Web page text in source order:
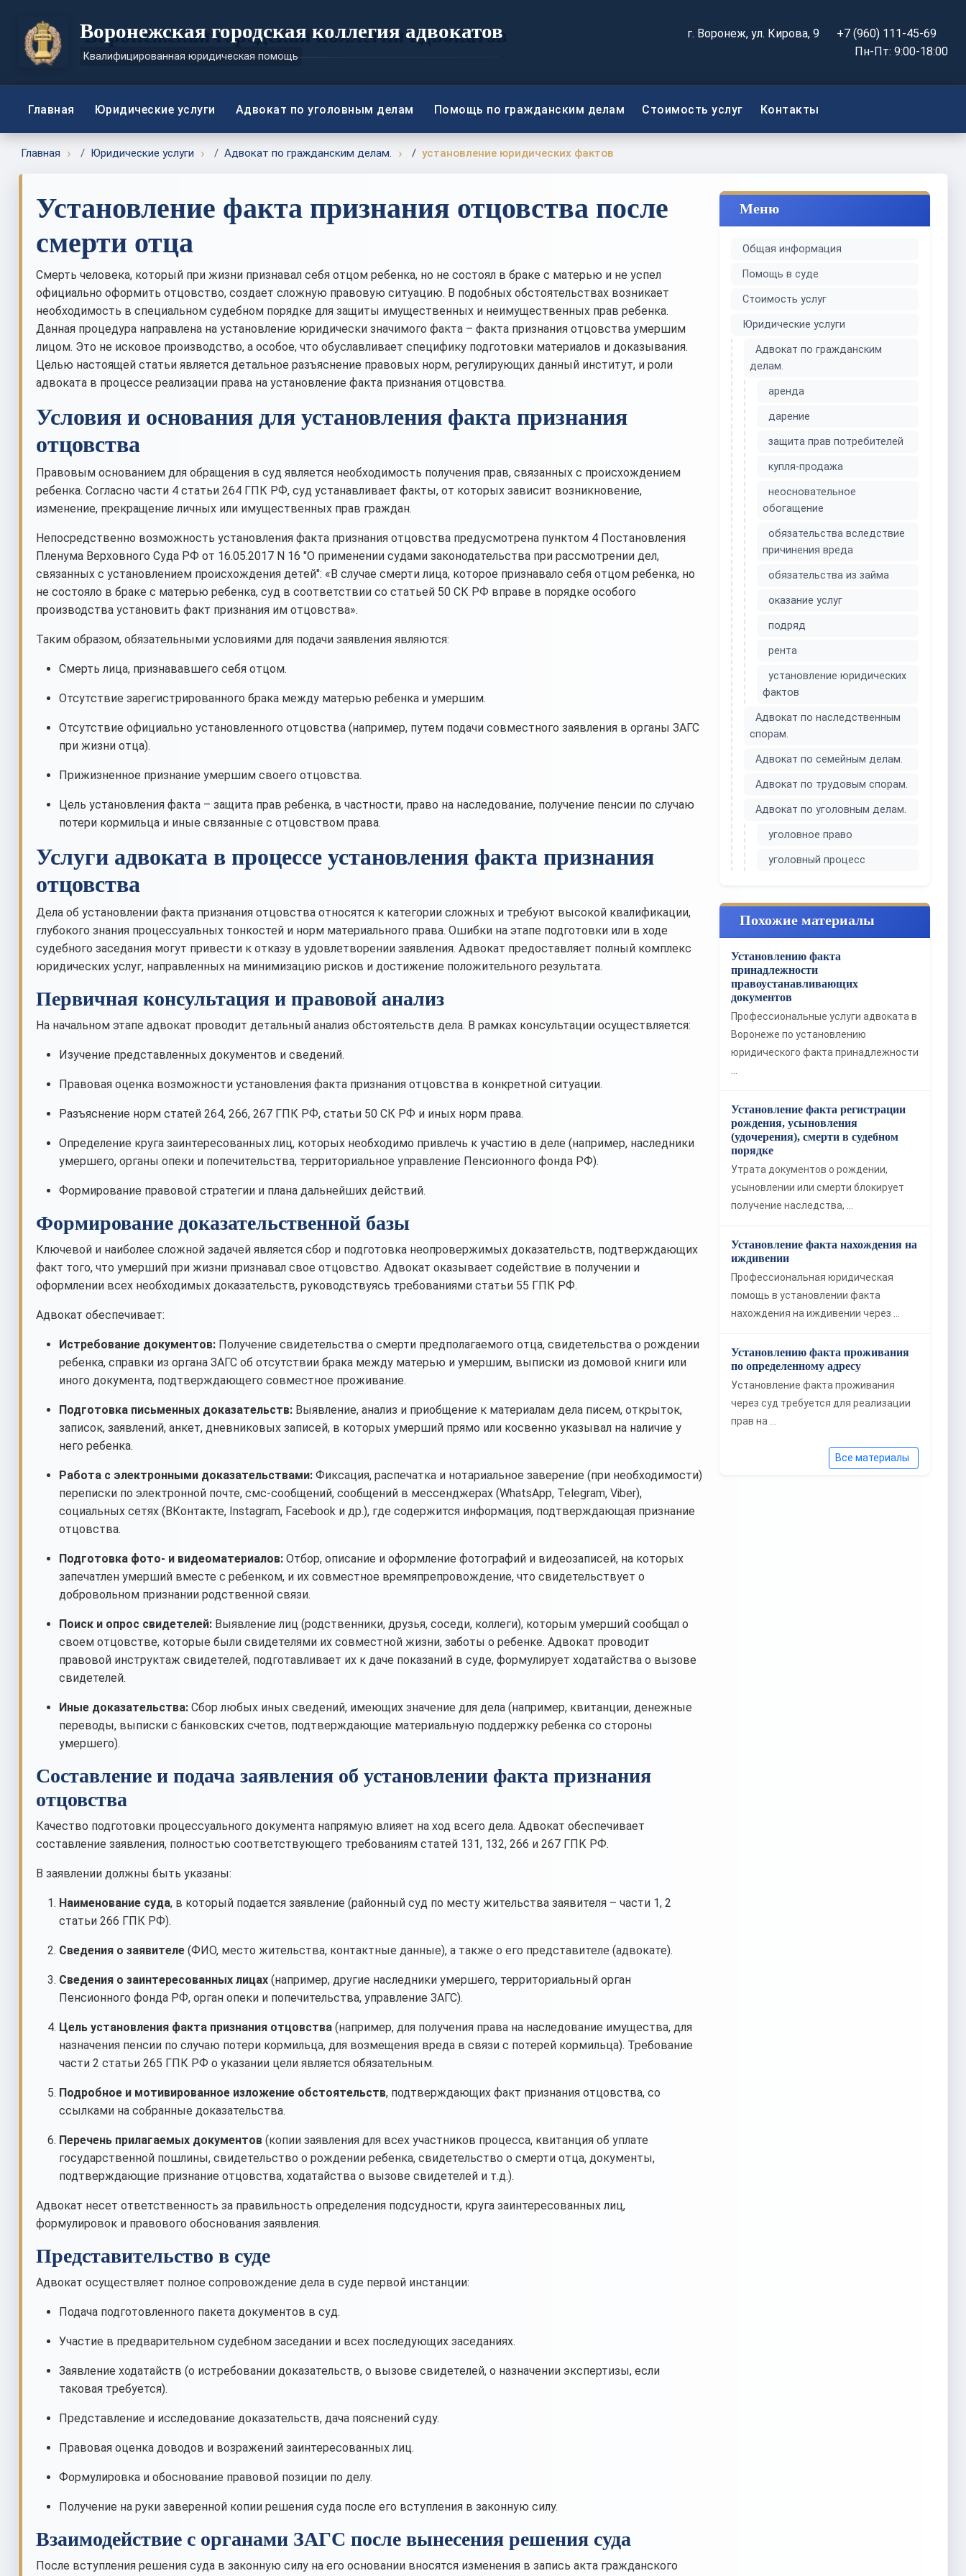
Воронежская городская коллегия адвокатов
Квалифицированная юридическая помощь
г. Воронеж, ул. Кирова, 9
+7 (960) 111-45-69
Пн-Пт: 9:00-18:00
Главная Юридические услуги Адвокат по уголовным делам Помощь по гражданским делам Стоимость услуг Контакты
Главная Юридические услуги Адвокат по гражданским делам. установление юридических фактов
Установление факта признания отцовства после
смерти отца
Смерть человека, который при жизни признавал себя отцом ребенка, но не состоял в браке с матерью и не успел
официально оформить отцовство, создает сложную правовую ситуацию. В подобных обстоятельствах возникает
необходимость в специальном судебном порядке для защиты имущественных и неимущественных прав ребенка.
Данная процедура направлена на установление юридически значимого факта – факта признания отцовства умершим
лицом. Это не исковое производство, а особое, что обуславливает специфику подготовки материалов и доказывания.
Целью настоящей статьи является детальное разъяснение правовых норм, регулирующих данный институт, и роли
адвоката в процессе реализации права на установление факта признания отцовства.
Условия и основания для установления факта признания
отцовства
Правовым основанием для обращения в суд является необходимость получения прав, связанных с происхождением
ребенка. Согласно части 4 статьи 264 ГПК РФ, суд устанавливает факты, от которых зависит возникновение,
изменение, прекращение личных или имущественных прав граждан.
Непосредственно возможность установления факта признания отцовства предусмотрена пунктом 4 Постановления
Пленума Верховного Суда РФ от 16.05.2017 N 16 "О применении судами законодательства при рассмотрении дел,
связанных с установлением происхождения детей": «В случае смерти лица, которое признавало себя отцом ребенка, но
не состояло в браке с матерью ребенка, суд в соответствии со статьей 50 СК РФ вправе в порядке особого
производства установить факт признания им отцовства».
Таким образом, обязательными условиями для подачи заявления являются:
Смерть лица, признававшего себя отцом.
Отсутствие зарегистрированного брака между матерью ребенка и умершим.
Отсутствие официально установленного отцовства (например, путем подачи совместного заявления в органы ЗАГС
при жизни отца).
Прижизненное признание умершим своего отцовства.
Цель установления факта – защита прав ребенка, в частности, право на наследование, получение пенсии по случаю
потери кормильца и иные связанные с отцовством права.
Услуги адвоката в процессе установления факта признания
отцовства
Дела об установлении факта признания отцовства относятся к категории сложных и требуют высокой квалификации,
глубокого знания процессуальных тонкостей и норм материального права. Ошибки на этапе подготовки или в ходе
судебного заседания могут привести к отказу в удовлетворении заявления. Адвокат предоставляет полный комплекс
юридических услуг, направленных на минимизацию рисков и достижение положительного результата.
Первичная консультация и правовой анализ
На начальном этапе адвокат проводит детальный анализ обстоятельств дела. В рамках консультации осуществляется:
Изучение представленных документов и сведений.
Правовая оценка возможности установления факта признания отцовства в конкретной ситуации.
Разъяснение норм статей 264, 266, 267 ГПК РФ, статьи 50 СК РФ и иных норм права.
Определение круга заинтересованных лиц, которых необходимо привлечь к участию в деле (например, наследники
умершего, органы опеки и попечительства, территориальное управление Пенсионного фонда РФ).
Формирование правовой стратегии и плана дальнейших действий.
Формирование доказательственной базы
Ключевой и наиболее сложной задачей является сбор и подготовка неопровержимых доказательств, подтверждающих
факт того, что умерший при жизни признавал свое отцовство. Адвокат оказывает содействие в получении и
оформлении всех необходимых доказательств, руководствуясь требованиями статьи 55 ГПК РФ.
Адвокат обеспечивает:
Истребование документов: Получение свидетельства о смерти предполагаемого отца, свидетельства о рождении
ребенка, справки из органа ЗАГС об отсутствии брака между матерью и умершим, выписки из домовой книги или
иного документа, подтверждающего совместное проживание.
Подготовка письменных доказательств: Выявление, анализ и приобщение к материалам дела писем, открыток,
записок, заявлений, анкет, дневниковых записей, в которых умерший прямо или косвенно указывал на наличие у
него ребенка.
Работа с электронными доказательствами: Фиксация, распечатка и нотариальное заверение (при необходимости)
переписки по электронной почте, смс-сообщений, сообщений в мессенджерах (WhatsApp, Telegram, Viber),
социальных сетях (ВКонтакте, Instagram, Facebook и др.), где содержится информация, подтверждающая признание
отцовства.
Подготовка фото- и видеоматериалов: Отбор, описание и оформление фотографий и видеозаписей, на которых
запечатлен умерший вместе с ребенком, и их совместное времяпрепровождение, что свидетельствует о
добровольном признании родственной связи.
Поиск и опрос свидетелей: Выявление лиц (родственники, друзья, соседи, коллеги), которым умерший сообщал о
своем отцовстве, которые были свидетелями их совместной жизни, заботы о ребенке. Адвокат проводит
правовой инструктаж свидетелей, подготавливает их к даче показаний в суде, формулирует ходатайства о вызове
свидетелей.
Иные доказательства: Сбор любых иных сведений, имеющих значение для дела (например, квитанции, денежные
переводы, выписки с банковских счетов, подтверждающие материальную поддержку ребенка со стороны
умершего).
Составление и подача заявления об установлении факта признания
отцовства
Качество подготовки процессуального документа напрямую влияет на ход всего дела. Адвокат обеспечивает
составление заявления, полностью соответствующего требованиям статей 131, 132, 266 и 267 ГПК РФ.
В заявлении должны быть указаны:
Наименование суда, в который подается заявление (районный суд по месту жительства заявителя – части 1, 2
статьи 266 ГПК РФ).
Сведения о заявителе (ФИО, место жительства, контактные данные), а также о его представителе (адвокате).
Сведения о заинтересованных лицах (например, другие наследники умершего, территориальный орган
Пенсионного фонда РФ, орган опеки и попечительства, управление ЗАГС).
Цель установления факта признания отцовства (например, для получения права на наследование имущества, для
назначения пенсии по случаю потери кормильца, для возмещения вреда в связи с потерей кормильца). Требование
части 2 статьи 265 ГПК РФ о указании цели является обязательным.
Подробное и мотивированное изложение обстоятельств, подтверждающих факт признания отцовства, со
ссылками на собранные доказательства.
Перечень прилагаемых документов (копии заявления для всех участников процесса, квитанция об уплате
государственной пошлины, свидетельство о рождении ребенка, свидетельство о смерти отца, документы,
подтверждающие признание отцовства, ходатайства о вызове свидетелей и т.д.).
Адвокат несет ответственность за правильность определения подсудности, круга заинтересованных лиц,
формулировок и правового обоснования заявления.
Представительство в суде
Адвокат осуществляет полное сопровождение дела в суде первой инстанции:
Подача подготовленного пакета документов в суд.
Участие в предварительном судебном заседании и всех последующих заседаниях.
Заявление ходатайств (о истребовании доказательств, о вызове свидетелей, о назначении экспертизы, если
таковая требуется).
Представление и исследование доказательств, дача пояснений суду.
Правовая оценка доводов и возражений заинтересованных лиц.
Формулировка и обоснование правовой позиции по делу.
Получение на руки заверенной копии решения суда после его вступления в законную силу.
Взаимодействие с органами ЗАГС после вынесения решения суда
После вступления решения суда в законную силу на его основании вносятся изменения в запись акта гражданского
Меню
Общая информация
Помощь в суде
Стоимость услуг
Юридические услуги
Адвокат по гражданским
делам.
аренда
дарение
защита прав потребителей
купля-продажа
неосновательное
обогащение
обязательства вследствие
причинения вреда
обязательства из займа
оказание услуг
подряд
рента
установление юридических
фактов
Адвокат по наследственным
спорам.
Адвокат по семейным делам.
Адвокат по трудовым спорам.
Адвокат по уголовным делам.
уголовное право
уголовный процесс
Похожие материалы
Установлению факта
принадлежности
правоустанавливающих
документов
Профессиональные услуги адвоката в
Воронеже по установлению
юридического факта принадлежности
…
Установление факта регистрации
рождения, усыновления
(удочерения), смерти в судебном
порядке
Утрата документов о рождении,
усыновлении или смерти блокирует
получение наследства, …
Установление факта нахождения на
иждивении
Профессиональная юридическая
помощь в установлении факта
нахождения на иждивении через …
Установлению факта проживания
по определенному адресу
Установление факта проживания
через суд требуется для реализации
прав на …
Все материалы